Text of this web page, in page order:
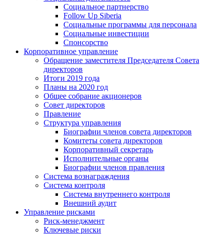
Социальное партнерство
Follow Up Siberia
Социальные программы для персонала
Социальные инвестиции
Спонсорство
Корпоративное управление
Обращение заместителя Председателя Совета
директоров
Итоги 2019 года
Планы на 2020 год
Общее собрание акционеров
Совет директоров
Правление
Структура управления
Биографии членов совета директоров
Комитеты совета директоров
Корпоративный секретарь
Исполнительные органы
Биографии членов правления
Система вознаграждения
Система контроля
Система внутреннего контроля
Внешний аудит
Управление рисками
Риск-менеджмент
Ключевые риски